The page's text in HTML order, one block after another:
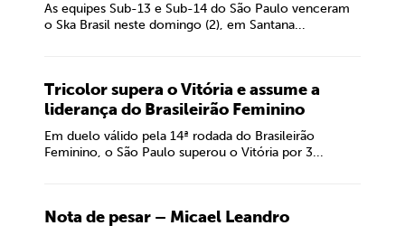
As equipes Sub-13 e Sub-14 do São Paulo venceram
o Ska Brasil neste domingo (2), em Santana...
Tricolor supera o Vitória e assume a
liderança do Brasileirão Feminino
Em duelo válido pela 14ª rodada do Brasileirão
Feminino, o São Paulo superou o Vitória por 3...
Nota de pesar – Micael Leandro